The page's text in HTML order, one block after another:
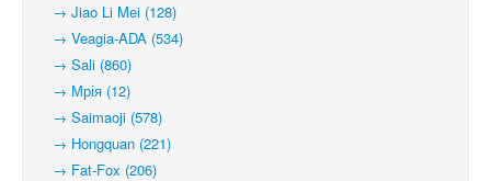
→ Jiao Li Mei (128)
→ Veagia-ADA (534)
→ Sali (860)
→ Мрія (12)
→ Saimaoji (578)
→ Hongquan (221)
→ Fat-Fox (206)